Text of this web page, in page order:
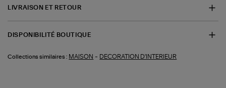
LIVRAISON ET RETOUR
DISPONIBILITÉ BOUTIQUE
Collections similaires : MAISON - DECORATION D'INTERIEUR